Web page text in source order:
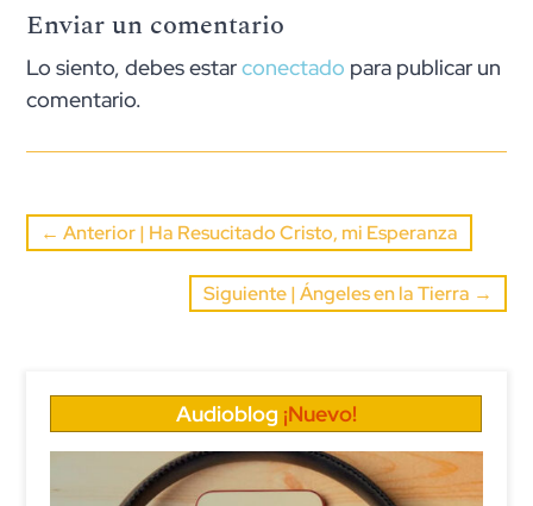
Enviar un comentario
Lo siento, debes estarconectado para publicar un
comentario.
←Anterior | Ha Resucitado Cristo, mi Esperanza
Siguiente | Ángeles en la Tierra →
Audioblog ¡Nuevo!